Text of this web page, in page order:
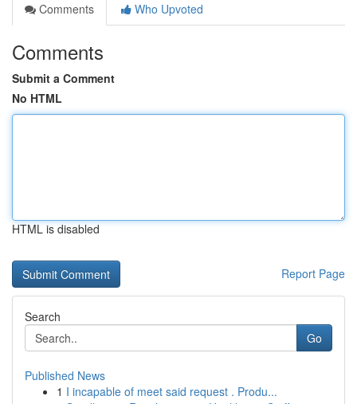
Comments
Who Upvoted
Comments
Submit a Comment
No HTML
HTML is disabled
Report Page
Search
Go
Published News
1 I incapable of meet said request . Produ...